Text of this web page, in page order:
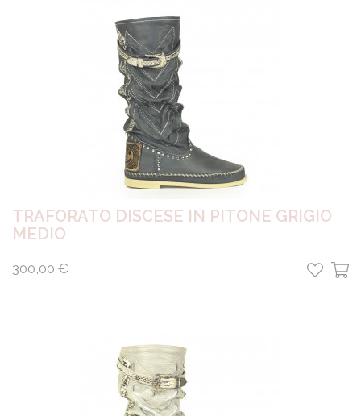
TRAFORATO DISCESE IN PITONE GRIGIO
MEDIO
300,00 €